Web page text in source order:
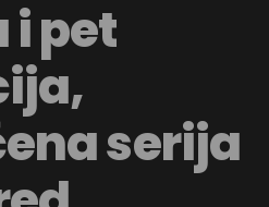
i pet
serija